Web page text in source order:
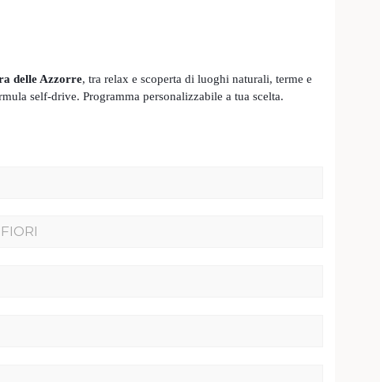
delle Azzorre, tra relax e scoperta di luoghi naturali, terme e
self-drive. Programma personalizzabile a tua scelta.